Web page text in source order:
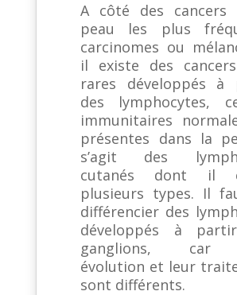
A côté des cancers
peau les plus
carcinomes ou
il existe des
rares développés à
des lymphocytes,
immunitaires
présentes dans la
s’agit des
cutanés dont il
plusieurs types. Il
différencier des
développés à
ganglions, car
évolution et leur
sont différents.